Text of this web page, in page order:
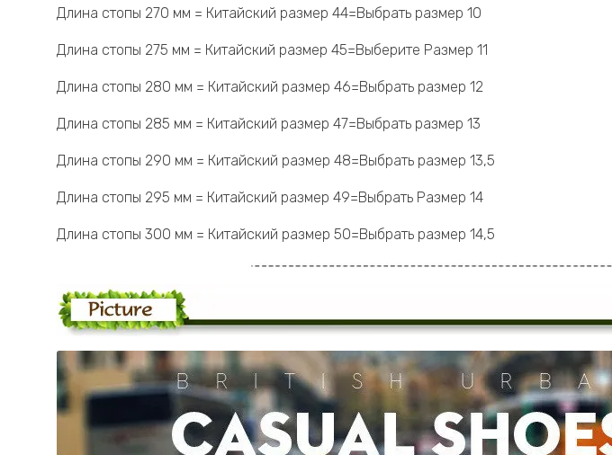
Длина стопы 270 мм = Китайский размер 44=Выбрать размер 10
Длина стопы 275 мм = Китайский размер 45=Выберите Размер 11
Длина стопы 280 мм = Китайский размер 46=Выбрать размер 12
Длина стопы 285 мм = Китайский размер 47=Выбрать размер 13
Длина стопы 290 мм = Китайский размер 48=Выбрать размер 13,5
Длина стопы 295 мм = Китайский размер 49=Выбрать Размер 14
Длина стопы 300 мм = Китайский размер 50=Выбрать размер 14,5